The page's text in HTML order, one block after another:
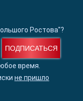
Ростова"?
ПОДПИСАТЬСЯ
время.
не пришло